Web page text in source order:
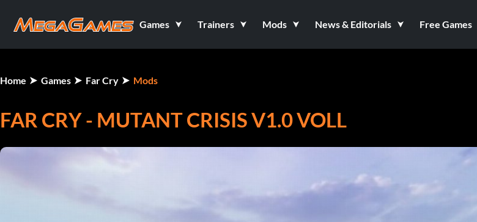
Games Trainers Mods News & Editorials Free Games
Home Games Far Cry Mods
FAR CRY - MUTANT CRISIS V1.0 VOLL